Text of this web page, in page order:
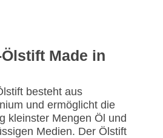
Made in
besteht aus
und ermöglicht die
kleinster Mengen Öl und
Medien. Der Ölstift